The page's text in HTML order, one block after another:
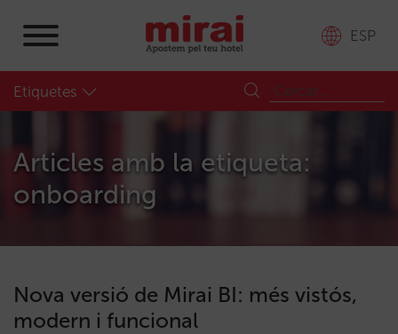
ESP
Etiquetes
Articles amb la etiqueta:
onboarding
Nova versió de Mirai BI: més vistós,
modern i funcional